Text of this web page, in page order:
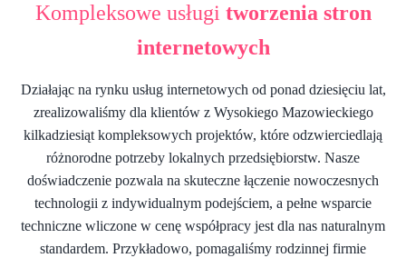
Kompleksowe usługi tworzenia stron
internetowych
Działając na rynku usług internetowych od ponad dziesięciu lat,
zrealizowaliśmy dla klientów z Wysokiego Mazowieckiego
kilkadziesiąt kompleksowych projektów, które odzwierciedlają
różnorodne potrzeby lokalnych przedsiębiorstw. Nasze
doświadczenie pozwala na skuteczne łączenie nowoczesnych
technologii z indywidualnym podejściem, a pełne wsparcie
techniczne wliczone w cenę współpracy jest dla nas naturalnym
standardem. Przykładowo, pomagaliśmy rodzinnej firmie